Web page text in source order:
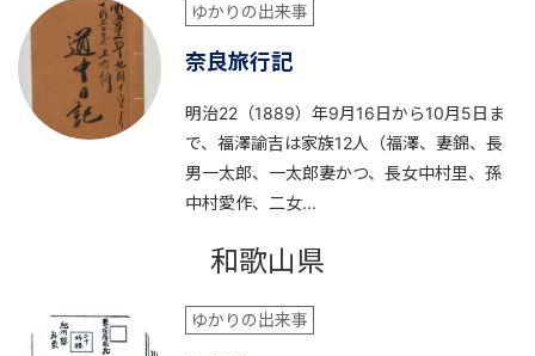
ゆかりの出来事
奈良旅行記
明治22（1889）年9月16日から10月5日ま
で、福澤諭吉は家族12人（福澤、妻錦、長
男一太郎、一太郎妻かつ、長女中村里、孫
中村愛作、二女...
和歌山県
ゆかりの出来事